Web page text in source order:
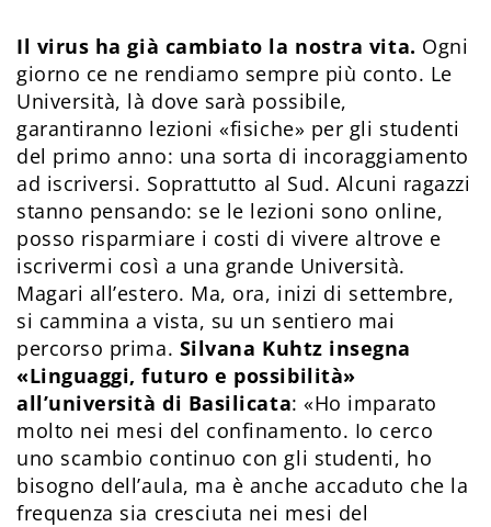
Il virus ha già cambiato la nostra vita. Ogni
giorno ce ne rendiamo sempre più conto. Le
Università, là dove sarà possibile,
garantiranno lezioni «fisiche» per gli studenti
del primo anno: una sorta di incoraggiamento
ad iscriversi. Soprattutto al Sud. Alcuni ragazzi
stanno pensando: se le lezioni sono online,
posso risparmiare i costi di vivere altrove e
iscrivermi così a una grande Università.
Magari all’estero. Ma, ora, inizi di settembre,
si cammina a vista, su un sentiero mai
percorso prima. Silvana Kuhtz insegna
«Linguaggi, futuro e possibilità»
all’università di Basilicata: «Ho imparato
molto nei mesi del confinamento. Io cerco
uno scambio continuo con gli studenti, ho
bisogno dell’aula, ma è anche accaduto che la
frequenza sia cresciuta nei mesi del